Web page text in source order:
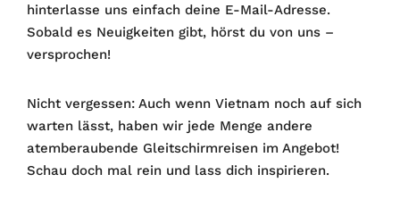
hinterlasse uns einfach deine E-Mail-Adresse.
Sobald es Neuigkeiten gibt, hörst du von uns –
versprochen!
Nicht vergessen: Auch wenn Vietnam noch auf sich
warten lässt, haben wir jede Menge andere
atemberaubende Gleitschirmreisen im Angebot!
Schau doch mal rein und lass dich inspirieren.